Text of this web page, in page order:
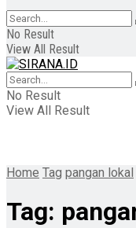
No Result
View All Result
No Result
View All Result
Home Tag pangan lokal
Tag: